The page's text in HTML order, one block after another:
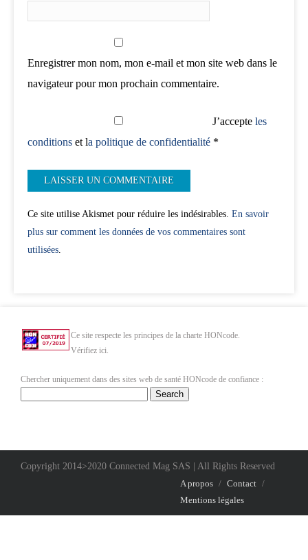
Enregistrer mon nom, mon e-mail et mon site web dans le
navigateur pour mon prochain commentaire.
J’accepte les
conditions et la politique de confidentialité *
Ce site utilise Akismet pour réduire les indésirables. En savoir
plus sur comment les données de vos commentaires sont
utilisées
Ce site respecte les principes de la charte HONcode.
Vérifiez ici.
Chercher uniquement dans des sites web de santé HONcode de confiance :
Copyright 2014>2020 Connected Mag SAS | All Rights Reserved
A propos / Contact /
Mentions légales